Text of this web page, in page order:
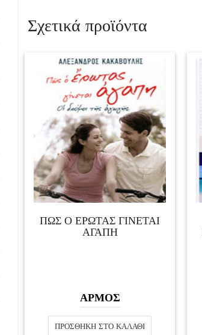
Σχετικά προϊόντα
ΠΩΣ Ο ΕΡΩΤΑΣ ΓΙΝΕΤΑΙ
ΑΓΑΠΗ
ΑΡΜΟΣ
ΠΡΟΣΘΉΚΗ ΣΤΟ ΚΑΛΆΘΙ